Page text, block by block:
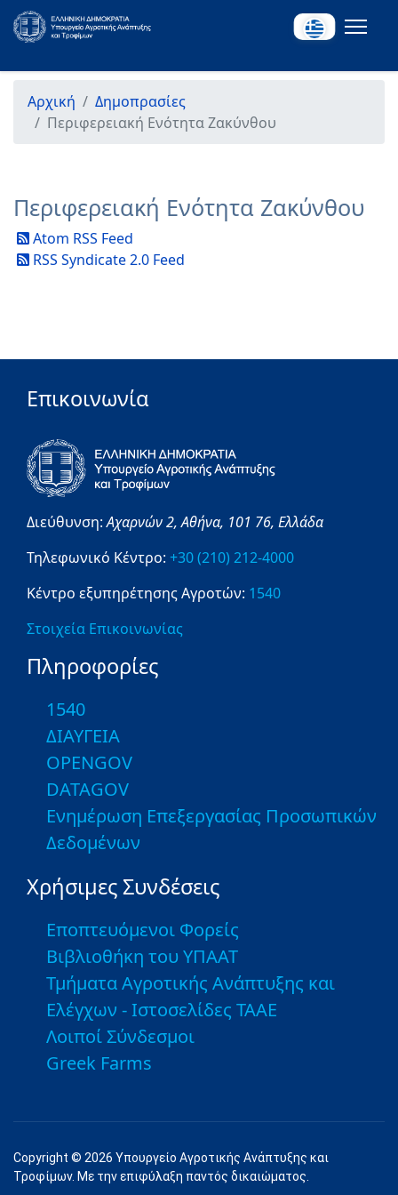
Αρχική
Δημοπρασίες
Περιφερειακή Ενότητα Ζακύνθου
Περιφερειακή Ενότητα Ζακύνθου
Atom RSS Feed
RSS Syndicate 2.0 Feed
Επικοινωνία
Διεύθυνση:Αχαρνών 2,Αθήνα, 101 76, Ελλάδα
Τηλεφωνικό Κέντρο: +30 (210) 212-4000
Κέντρο εξυπηρέτησης Αγροτών: 1540
Στοιχεία Επικοινωνίας
Πληροφορίες
1540
ΔΙΑΥΓΕΙΑ
OPENGOV
DATAGOV
Ενημέρωση Επεξεργασίας Προσωπικών
Δεδομένων
Χρήσιμες Συνδέσεις
Εποπτευόμενοι Φορείς
Βιβλιοθήκη του ΥΠΑΑΤ
Τμήματα Αγροτικής Ανάπτυξης και
Ελέγχων - Ιστοσελίδες ΤΑΑΕ
Λοιποί Σύνδεσμοι
Greek Farms
Copyright © 2026 Υπουργείο Αγροτικής Ανάπτυξης και
Τροφίμων. Με την επιφύλαξη παντός δικαιώματος.